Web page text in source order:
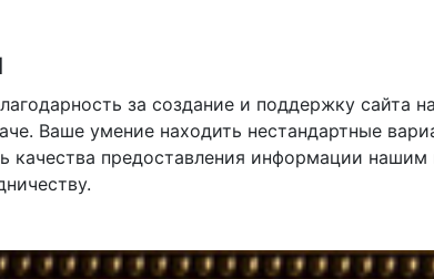
за создание и поддержку сайта
Ваше умение находить нестандартные
качества предоставления информации